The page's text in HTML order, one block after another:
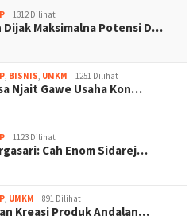
1312 Dilihat
Dijak Maksimalna Potensi D…
, BISNIS, UMKM 1251 Dilihat
Njait Gawe Usaha Kon…
1123 Dilihat
Cah Enom Sidarej…
, UMKM 891 Dilihat
Kreasi Produk Andalan…